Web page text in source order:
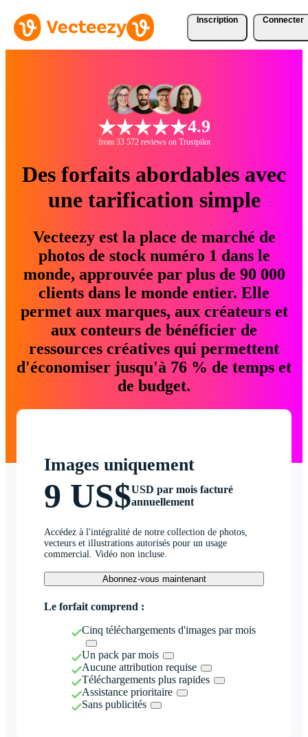
Inscription Connecter
4.9
from 33 572 reviews on Trustpilot
Des forfaits abordables avec
une tarification simple
Vecteezy est la place de marché de
photos de stock numéro 1 dans le
monde, approuvée par plus de 90 000
clients dans le monde entier. Elle
permet aux marques, aux créateurs et
aux conteurs de bénéficier de
ressources créatives qui permettent
d'économiser jusqu'à 76 % de temps et
de budget.
Images uniquement
9 US$USD par mois facturé
annuellement
Accédez à l'intégralité de notre collection de photos,
vecteurs et illustrations autorisés pour un usage
commercial. Vidéo non incluse.
Abonnez-vous maintenant
Le forfait comprend :
Cinq téléchargements d'images par mois
Un pack par mois
Aucune attribution requise
Téléchargements plus rapides
Assistance prioritaire
Sans publicités